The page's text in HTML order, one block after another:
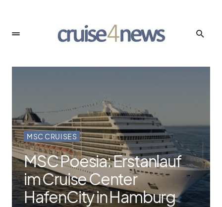
MSC CRUISES
MSC Poesia: Erstanlauf
im Cruise Center
HafenCity in Hamburg